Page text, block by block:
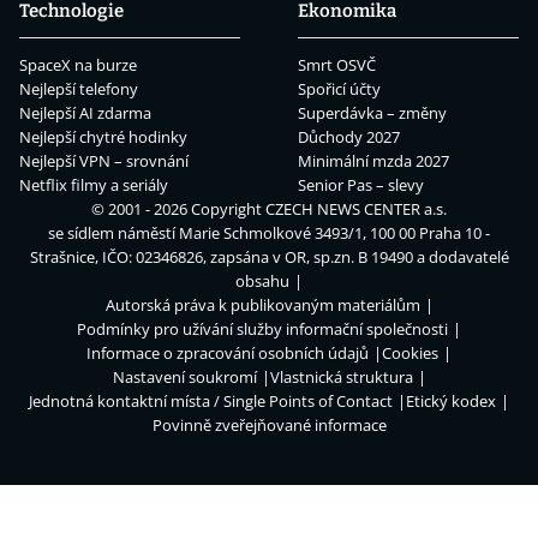
Technologie
SpaceX na burze
Nejlepší telefony
Nejlepší AI zdarma
Nejlepší chytré hodinky
Nejlepší VPN – srovnání
Netflix filmy a seriály
Ekonomika
Smrt OSVČ
Spořicí účty
Superdávka – změny
Důchody 2027
Minimální mzda 2027
Senior Pas – slevy
© 2001 - 2026 CopyrightCZECH NEWS CENTER a.s.
se sídlem náměstí Marie Schmolkové 3493/1, 100 00 Praha 10 -
Strašnice, IČO: 02346826, zapsána v OR, sp.zn. B 19490 a dodavatelé
obsahu
Autorská práva k publikovaným materiálům
Podmínky pro užívání služby informační společnosti
Informace o zpracování osobních údajů
Cookies
Nastavení soukromí
Vlastnická struktura
Jednotná kontaktní místa / Single Points of Contact
Etický kodex
Povinně zveřejňované informace